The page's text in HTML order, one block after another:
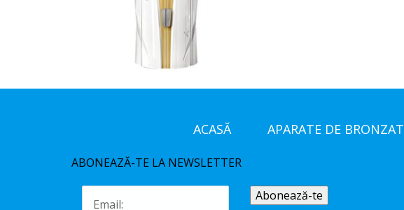
ACASĂ APARATE DE BRONZAT
ABONEAZĂ-TE LA NEWSLETTER